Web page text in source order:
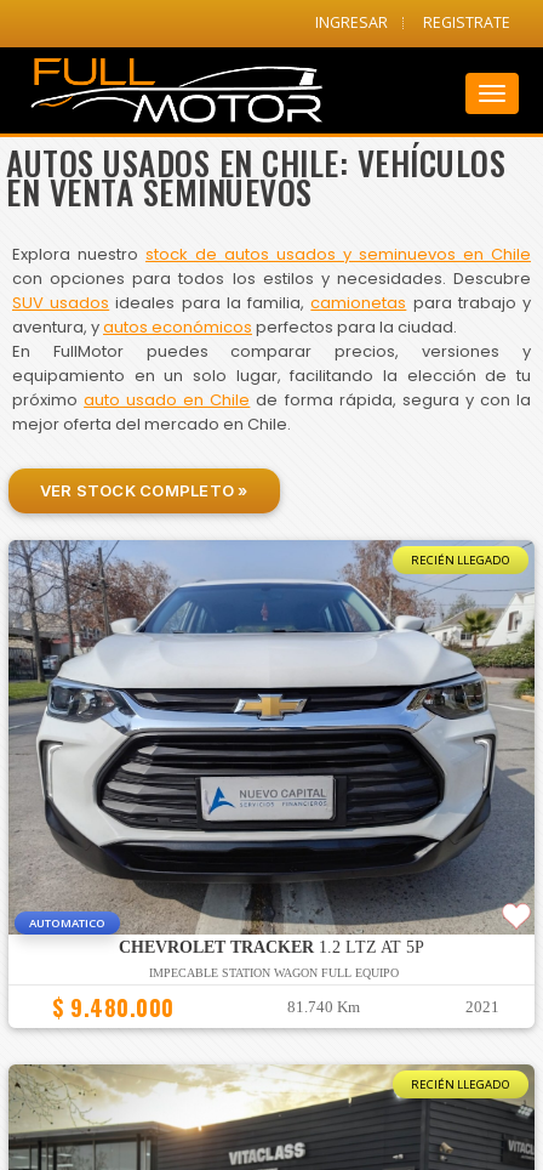
INGRESAR REGISTRATE
AUTOS USADOS EN CHILE: VEHÍCULOS
EN VENTA SEMINUEVOS
Explora nuestro stock de autos usados y seminuevos en Chile
con opciones para todos los estilos y necesidades. Descubre
SUV usados ideales para la familia,camionetas para trabajo y
aventura, yautos económicos perfectos para la ciudad.
En FullMotor puedes comparar precios, versiones y
equipamiento en un solo lugar, facilitando la elección de tu
próximoauto usado en Chile de forma rápida, segura y con la
mejor oferta del mercado en Chile.
VER STOCK COMPLETO »
RECIÉN LLEGADO
AUTOMATICO
CHEVROLET TRACKER1.2 LTZ AT 5P
IMPECABLE STATION WAGON FULL EQUIPO
$ 9.480.000 81.740 Km 2021
RECIÉN LLEGADO